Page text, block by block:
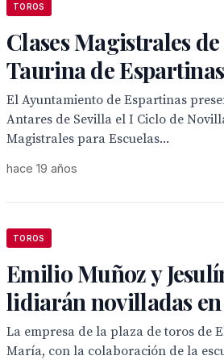
TOROS
Clases Magistrales
Taurina de
El Ayuntamiento de Espartinas
Antares de Sevilla el I Ciclo de
Magistrales para Escuelas...
hace 19 años
TOROS
Emilio Muñoz y
lidiarán novilladas
La empresa de la plaza de toros de
María, con la colaboración de la